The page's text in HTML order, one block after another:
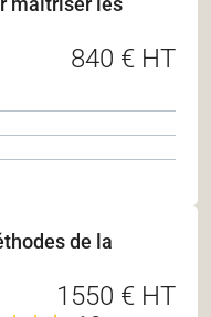
840 € HT
de la
1550 € HT